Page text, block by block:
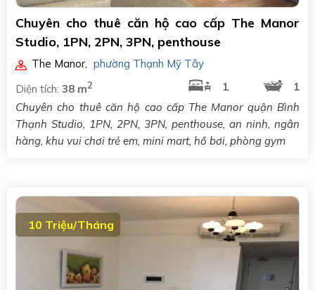
Chuyên cho thuê căn hộ cao cấp The Manor
Studio, 1PN, 2PN, 3PN, penthouse
The Manor
phường Thạnh Mỹ Tây
Diện tích: 38 m2 1
1
Chuyên cho thuê căn hộ cao cấp The Manor quận Bình
Thạnh Studio, 1PN, 2PN, 3PN, penthouse, an ninh, ngân
hàng, khu vui chơi trẻ em, mini mart, hồ bơi, phòng gym
10 Triệu/Tháng